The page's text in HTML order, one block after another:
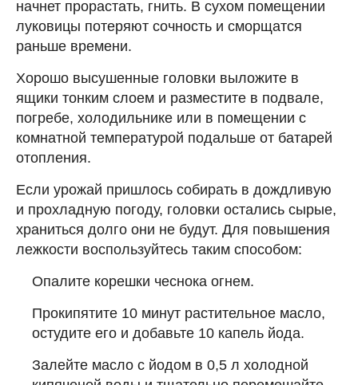
начнет прорастать, гнить. В сухом помещении
луковицы потеряют сочность и сморщатся
раньше времени.
Хорошо высушенные головки выложите в
ящики тонким слоем и разместите в подвале,
погребе, холодильнике или в помещении с
комнатной температурой подальше от батарей
отопления.
Если урожай пришлось собирать в дождливую
и прохладную погоду, головки остались сырые,
храниться долго они не будут. Для повышения
лежкости воспользуйтесь таким способом:
Опалите корешки чеснока огнем.
Прокипятите 10 минут растительное масло,
остудите его и добавьте 10 капель йода.
Залейте масло с йодом в 0,5 л холодной